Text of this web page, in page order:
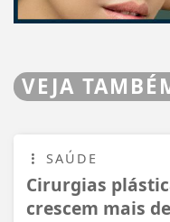
VEJA
SAÚDE
Cirurgias
crescem mais